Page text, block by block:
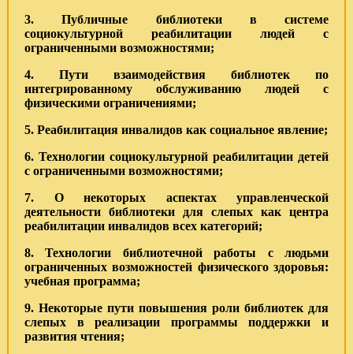
3. Публичные библиотеки в системе
социокультурной реабилитации людей с
ограниченными возможностями;
4. Пути взаимодействия библиотек по
интегрированному обслуживанию людей с
физическими ограничениями;
5. Реабилитация инвалидов как социальное явление;
6. Технологии социокультурной реабилитации детей
с ограниченными возможностями;
7. О некоторых аспектах управленческой
деятельности библиотеки для слепых как центра
реабилитации инвалидов всех категорий;
8. Технологии библиотечной работы с людьми
ограниченных возможностей физического здоровья:
учебная программа;
9. Некоторые пути повышения роли библиотек для
слепых в реализации программы поддержки и
развития чтения;